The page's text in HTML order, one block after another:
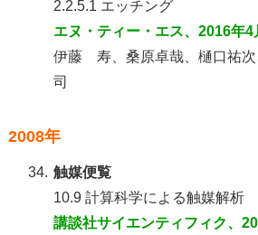
2.2.5.1 エッチング
エヌ・ティー・エス、2016年4
伊藤 寿、桑原卓哉、樋口祐次
司
2008年
34. 触媒便覧
10.9 計算科学による触媒解析
講談社サイエンティフィク、